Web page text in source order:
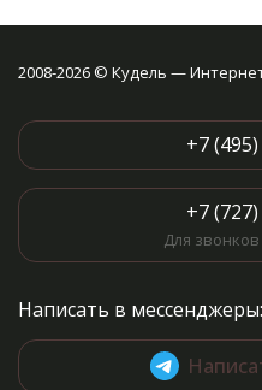
2008-2026 © Кудель —
+7
+7
Для
Написать в мессенджеры: